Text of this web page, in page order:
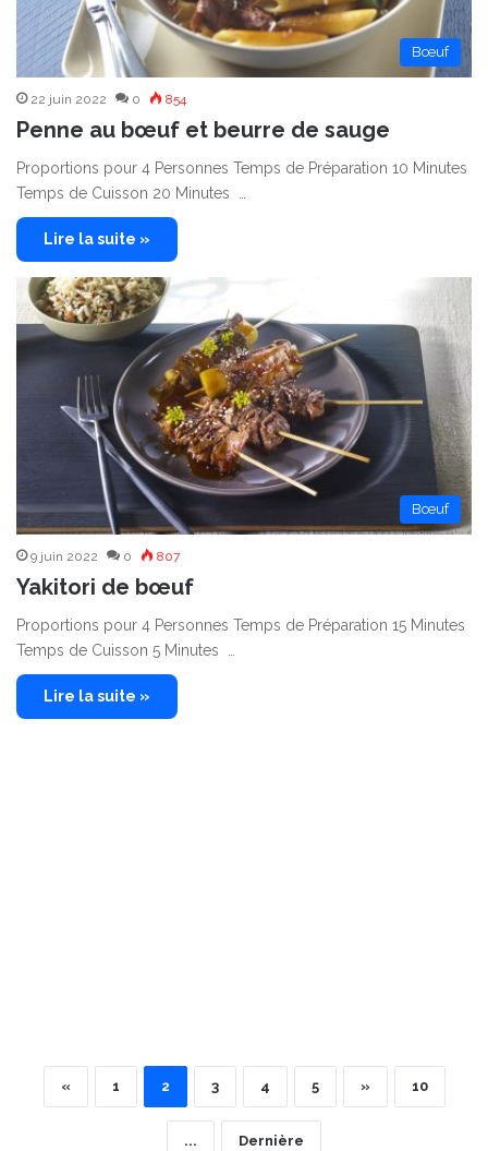
Bœuf
22 juin 2022 0 854
Penne au bœuf et beurre de sauge
Proportions pour 4 Personnes Temps de Préparation 10 Minutes
Temps de Cuisson 20 Minutes …
Lire la suite »
Bœuf
9 juin 2022 0 807
Yakitori de bœuf
Proportions pour 4 Personnes Temps de Préparation 15 Minutes
Temps de Cuisson 5 Minutes …
Lire la suite »
« 1 2 3 4 5 » 10
... Dernière